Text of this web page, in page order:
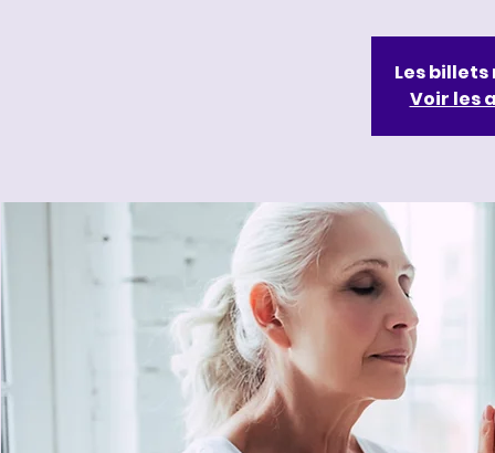
Les billets
Voir les